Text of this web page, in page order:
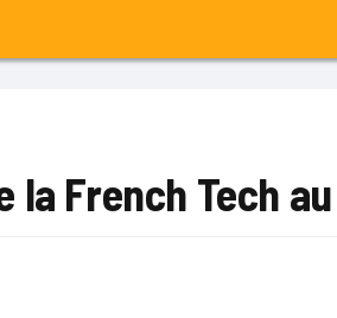
French Tech au